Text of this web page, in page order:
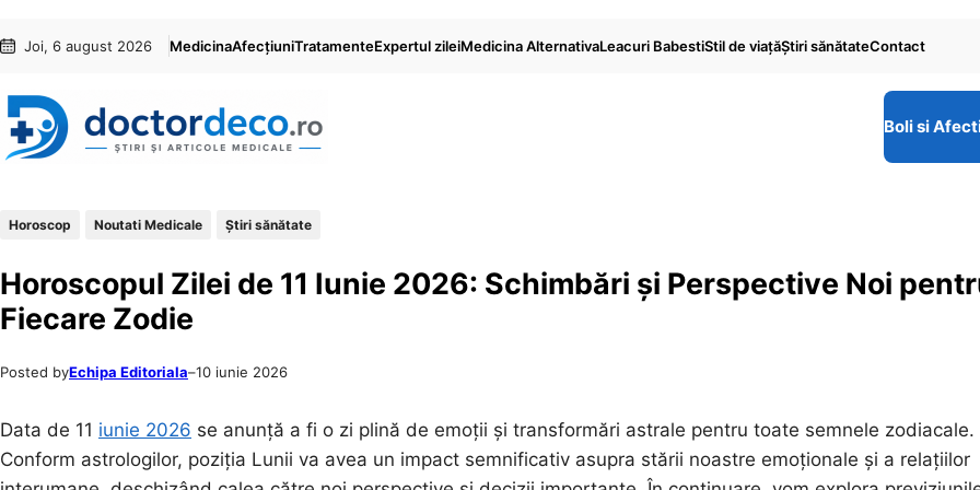
conținut
content
Joi, 6 august 2026 MedicinaAfecțiuniTratamenteExpertul zileiMedicina AlternativaLeacuri BabestiStil de viaţăŞtiri sănătateContact
Boli si
Horoscop Noutati Medicale Ştiri sănătate
Horoscopul Zilei de 11 Iunie 2026: Schimbări și Perspective Noi
Fiecare Zodie
Posted byEchipa Editoriala–10 iunie 2026
Data de 11 iunie 2026 se anunță a fi o zi plină de emoții și transformări astrale pentru toate semnele zodiacale.
Conform astrologilor, poziția Lunii va avea un impact semnificativ asupra stării noastre emoționale și a relațiilor